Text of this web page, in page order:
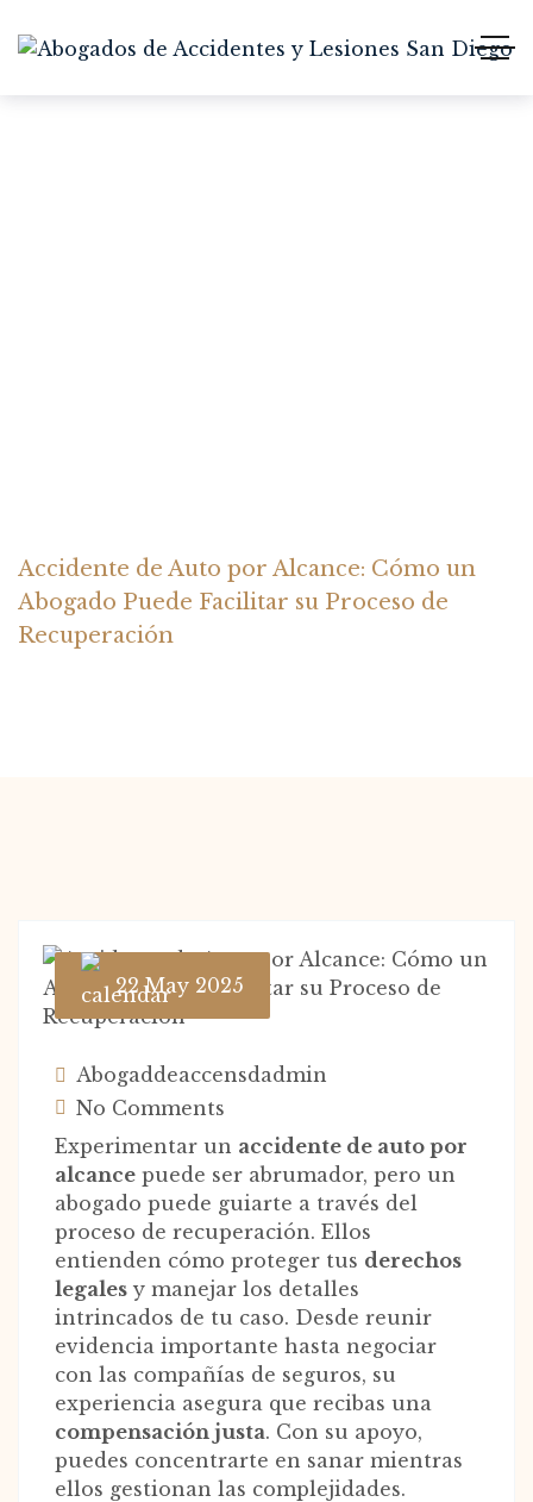
Accidente de Auto por Alcance: Cómo un
Abogado Puede Facilitar su Proceso de
Recuperación
22 May 2025
Abogaddeaccensdadmin
No Comments
Experimentar un accidente de auto por
alcance puede ser abrumador, pero un
abogado puede guiarte a través del
proceso de recuperación. Ellos
entienden cómo proteger tus derechos
legales y manejar los detalles
intrincados de tu caso. Desde reunir
evidencia importante hasta negociar
con las compañías de seguros, su
experiencia asegura que recibas una
compensación justa. Con su apoyo,
puedes concentrarte en sanar mientras
ellos gestionan las complejidades.